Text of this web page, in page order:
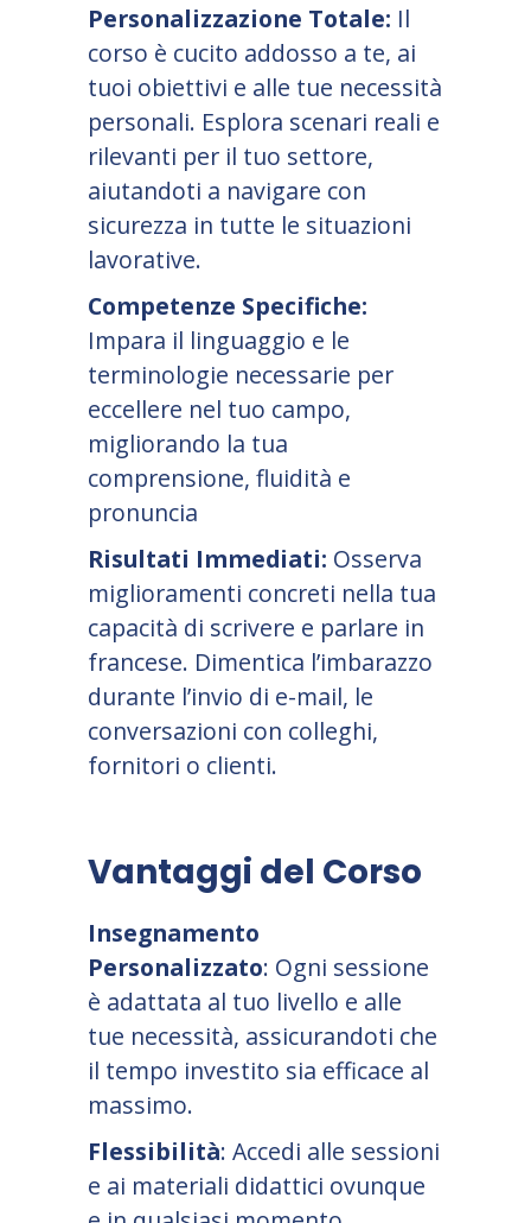
Personalizzazione Totale: Il
corso è cucito addosso a te, ai
tuoi obiettivi e alle tue necessità
personali. Esplora scenari reali e
rilevanti per il tuo settore,
aiutandoti a navigare con
sicurezza in tutte le situazioni
lavorative.
Competenze Specifiche:
Impara il linguaggio e le
terminologie necessarie per
eccellere nel tuo campo,
migliorando la tua
comprensione, fluidità e
pronuncia
Risultati Immediati: Osserva
miglioramenti concreti nella tua
capacità di scrivere e parlare in
francese. Dimentica l’imbarazzo
durante l’invio di e-mail, le
conversazioni con colleghi,
fornitori o clienti.
Vantaggi del Corso
Insegnamento
Personalizzato: Ogni sessione
è adattata al tuo livello e alle
tue necessità, assicurandoti che
il tempo investito sia efficace al
massimo.
Flessibilità: Accedi alle sessioni
e ai materiali didattici ovunque